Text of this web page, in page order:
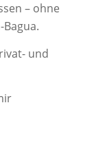
– ohne
und